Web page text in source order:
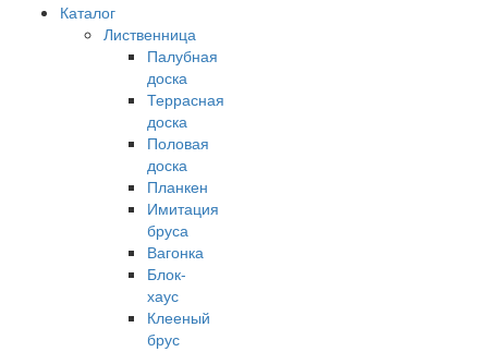
Каталог
Лиственница
Палубная
доска
Террасная
доска
Половая
доска
Планкен
Имитация
бруса
Вагонка
Блок-
хаус
Клееный
брус